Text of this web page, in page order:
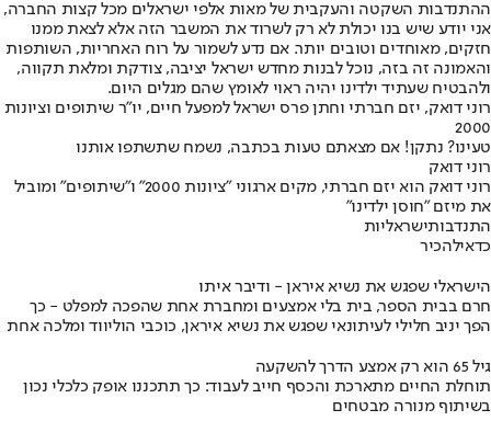
ההתנדבות השקטה והעקבית של מאות אלפי ישראלים מכל קצות החברה,
אני יודע שיש בנו יכולת לא רק לשרוד את המשבר הזה אלא לצאת ממנו
חזקים, מאוחדים וטובים יותר. אם נדע לשמור על רוח האחריות, השותפות
והאמונה זה בזה, נוכל לבנות מחדש ישראל יציבה, צודקת ומלאת תקווה,
ולהבטיח שעתיד ילדינו יהיה ראוי לאומץ שהם מגלים היום.
רוני דואק, יזם חברתי וחתן פרס ישראל למפעל חיים, יו״ר שיתופים וציונות
2000
טעינו? נתקן! אם מצאתם טעות בכתבה, נשמח שתשתפו אותנו
רוני דואק
רוני דואק הוא יזם חברתי, מקים ארגוני "ציונות 2000" ו"שיתופים" ומוביל
את מיזם "חוסן ילדינו"
התנדבותישראליות
כדאילהכיר
הישראלי שפגש את נשיא איראן - ודיבר איתו
חרם בבית הספר, בית בלי אמצעים ומחברת אחת שהפכה למפלט - כך
הפך יניב חלילי לעיתונאי שפגש את נשיא איראן, כוכבי הוליווד ומלכה אחת
גיל 65 הוא רק אמצע הדרך להשקעה
תוחלת החיים מתארכת והכסף חייב לעבוד: כך תתכננו אופק כלכלי נכון
בשיתוף מנורה מבטחים